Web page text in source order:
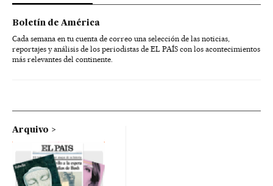
Boletín de América
Cada semana en tu cuenta de correo una selección de las noticias,
reportajes y análisis de los periodistas de EL PAÍS con los acontecimientos
más relevantes del continente.
Arquivo